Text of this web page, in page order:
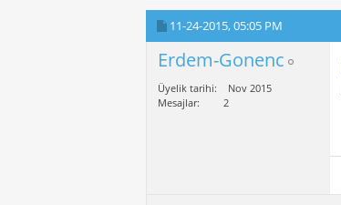
11-24-2015,05:05 PM
Erdem-Gonenc
Üyelik tarihi
Nov 2015
Mesajlar
2